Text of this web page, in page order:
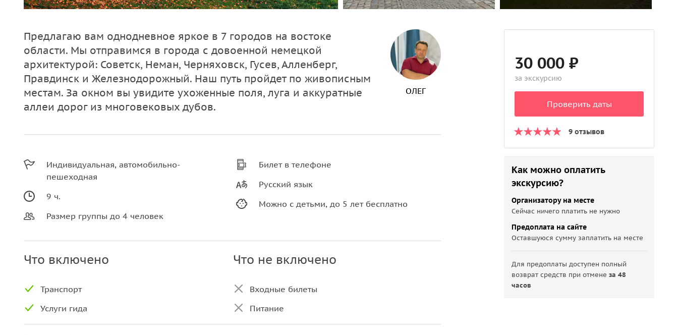
Предлагаю вам однодневное яркое в 7 городов на востоке
области. Мы отправимся в города с довоенной немецкой
архитектурой: Советск, Неман, Черняховск, Гусев, Алленберг,
Правдинск и Железнодорожный. Наш путь пройдет по живописным
местам. За окном вы увидите ухоженные поля, луга и аккуратные
аллеи дорог из многовековых дубов.
ОЛЕГ
Индивидуальная, автомобильно-
пешеходная
9 ч.
Размер группы до 4 человек
Билет в телефоне
Русский язык
Можно с детьми, до 5 лет бесплатно
Что включено
Транспорт
Услуги гида
Что не включено
Входные билеты
Питание
30 000 ₽
за экскурсию
Проверить даты
9 отзывов
Как можно оплатить
экскурсию?
Организатору на месте
Сейчас ничего платить не нужно
Предоплата на сайте
Оставшуюся сумму заплатить на месте
Для предоплаты доступен полный
возврат средств при отменеза 48
часов